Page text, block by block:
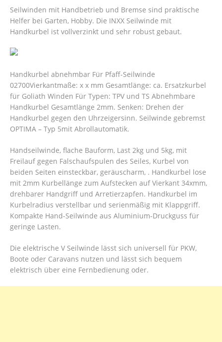
Seilwinden mit Handbetrieb und Bremse sind praktische
Helfer bei Garten, Hobby. Die INXX Seilwinde mit
Handkurbel ist vollverzinkt und sehr robust gebaut.
Handkurbel abnehmbar Für Pfaff-Seilwinde
02700Vierkantmaße: x x mm Gesamtlänge: ca. Ersatzkurbel
für Goliath Winden Für Typen: TPV und TS Abnehmbare
Handkurbel Gesamtlänge 2mm. Senken: Drehen der
Handkurbel gegen den Uhrzeigersinn. Seilwinde gebremst
OPTIMA – Typ 5mit Abrollautomatik.
Handseilwinde, flache Bauform, Last 2kg und 5kg, mit
Freilauf gegen Falschaufspulen des Seiles, Kurbel von
beiden Seiten einsteckbar, geräuscharm, . Handkurbel lose
mit 2mm Kurbellänge zum Aufstecken auf Vierkant 34xmm,
drehbarer Handgriff und Arretierzapfen. Handkurbel im
Kurbelradius verstellbar und serienmäßig mit Klappgriff.
Kompakte Hand-Seilwinde aus Aluminium-Druckguss für
geringe Lasten.
Die elektrische V Seilwinde lässt sich universell für PKW,
Boote oder Caravans nutzen und lässt sich bequem
elektrisch über eine Fernbedienung oder.